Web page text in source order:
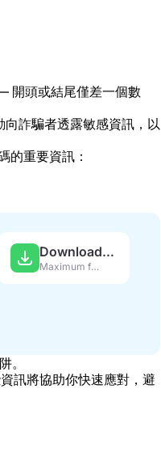
開頭或結尾僅差一個數
詐騙者透露敏感資訊，以
的重要資訊：
Download APK
Maximum features
。
訊將協助你快速應對，避